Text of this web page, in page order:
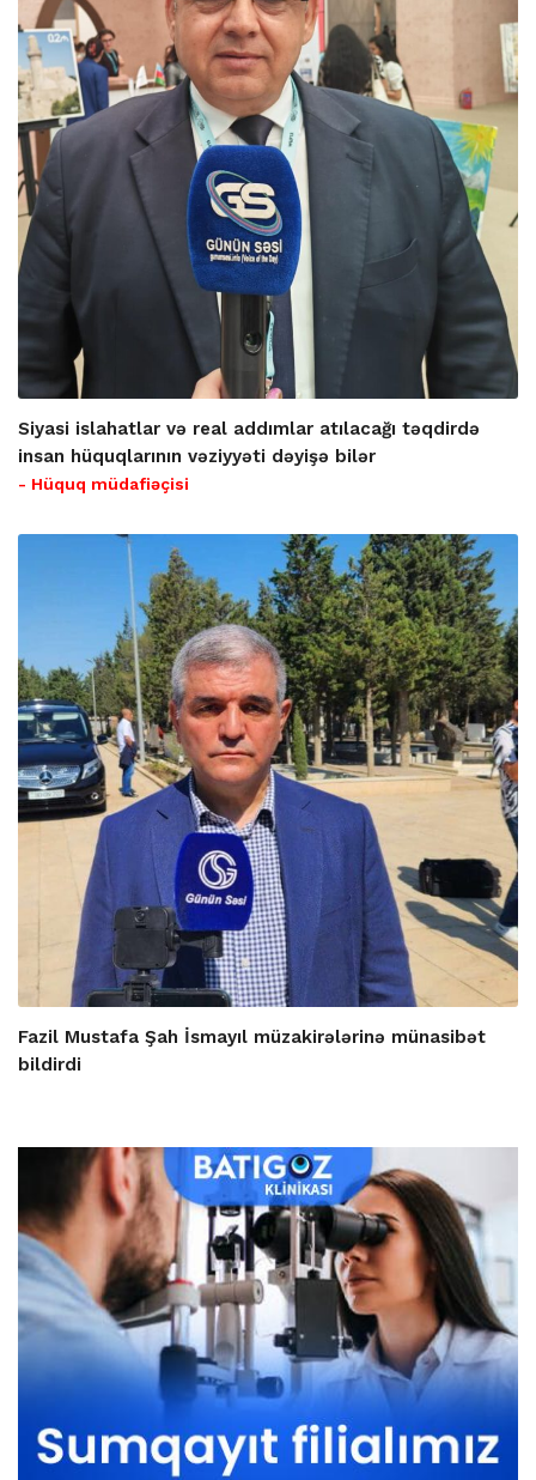
Siyasi islahatlar və real addımlar atılacağı təqdirdə
insan hüquqlarının vəziyyəti dəyişə bilər
- Hüquq müdafiəçisi
Fazil Mustafa Şah İsmayıl müzakirələrinə münasibət
bildirdi